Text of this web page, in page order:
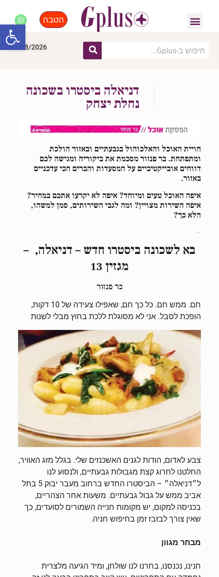
הטבה
06/08/2026
דניאלה ביסטרו בשכונה
נחלת יצחק
חויית האוכל והאלכוהול בגבעתיים ובאזור הולכת
ומתפתחת. בר פנזור מסכמת את ביקוריה ומגישה לכם
דווחים אובייקטיביים על המסעדות והברים הכי עדכניים
באזור.
איפה האוכל טעים ומיוחד? איפה לא יקרעו אתכם במחיר?
איפה השירות מצויין? ומה לגבי השירותים, סמן למשהו,
הלא כך?
.
בא לשכונה ביסטרו חדש – דניאלה, –
מגזין 13
בר פנזור
חם. ממש חם. כל כך חם, שאפילו צעידה של 10 דקות,
הופכת לסבל. אני לא מסוגלת ללכת בחוץ מבלי לשנות
צבע לאדום, הודות לגנים האשכנזים שלי. בגלל מזג האוויר,
החלטנו לחרוג קצת מגבולות גבעתיים, ולנסוע לנו
ל״דניאלה״ – הביסטרו החדש ברחוב מעבר יבוק 5 בתל
אביב ממש על גבול גבעתיים. משעות אחר הצהריים,
בכניסה למקום, יש מקומות חנייה השמורים לסועדים, כך
שאין צורך לבזבז זמן בחיפוש חניה.
מבחר מגוון
חנינו, נכנסנו, בחרנו לנו שולחן, ומיד הגיעה מלצרית
פתח